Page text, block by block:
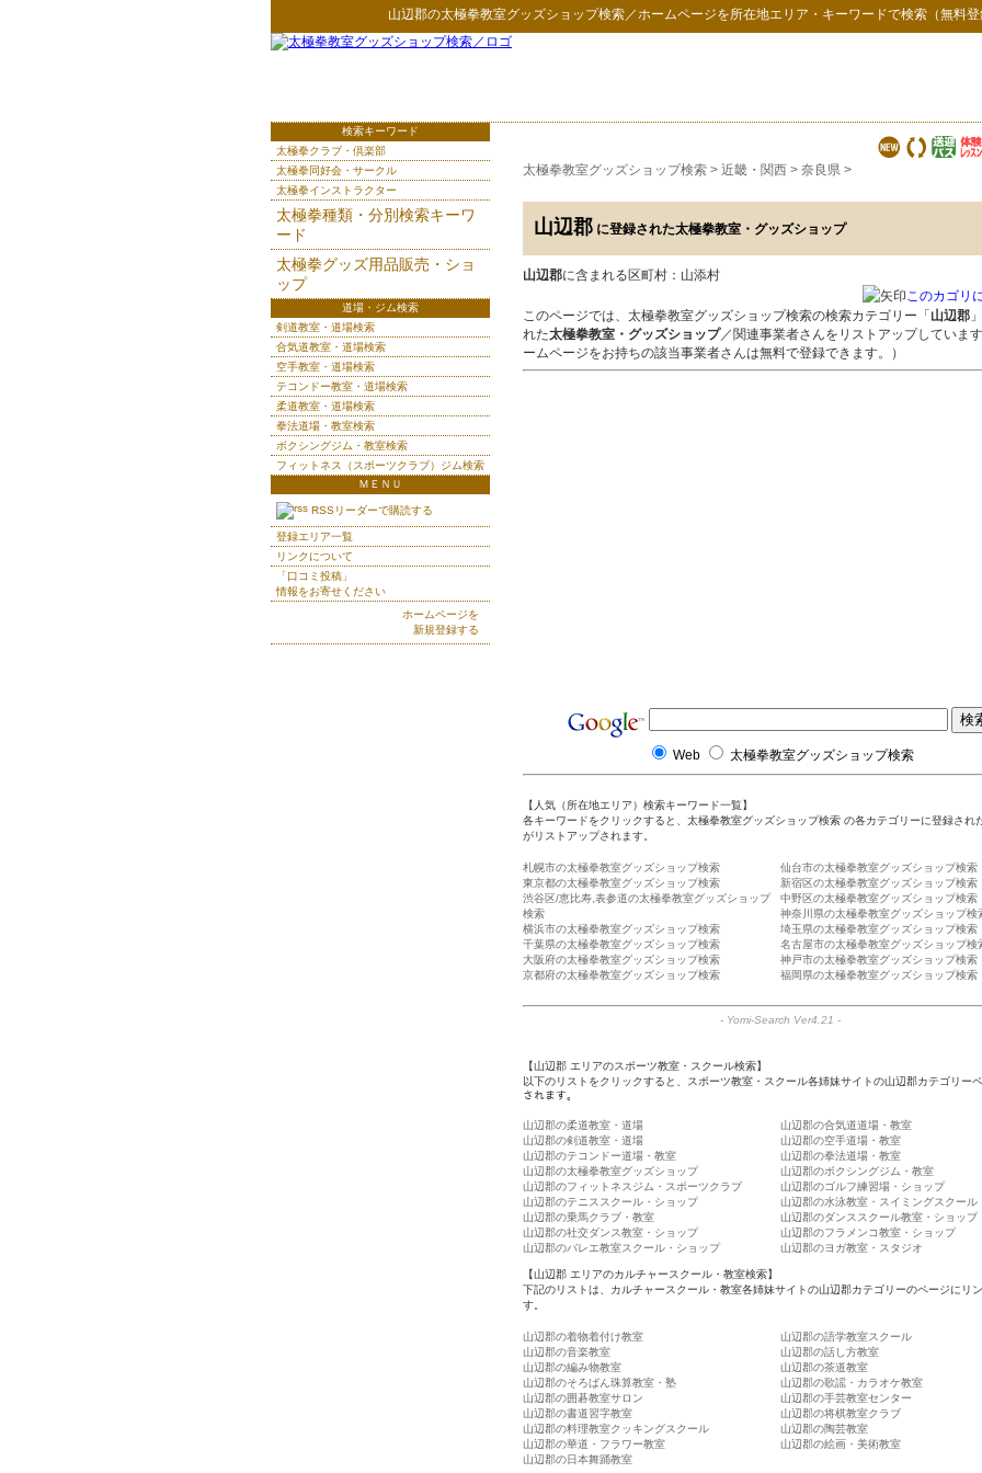
山辺郡の太極拳教室グッズショップ検索／ホームページを所在地エリア・キーワードで検索（無料登
太極拳教室グッズショップ検索 > 近畿・関西 > 奈良県 >
山辺郡 に登録された太極拳教室・グッズショップ
山辺郡に含まれる区町村：山添村
このカゴリ
このページでは、太極拳教室グッズショップ検索の検索カテゴリー「 山辺郡
れた太極拳教室・グッズショップ／関連事業者さんをリストアップしていま
ームページをお持ちの該当事業者さんは無料で登録できます。）
Web 太極拳教室グッズショップ検索
【人気（所在地エリア）検索キーワード一覧】
各キーワードをクリックすると、太極拳教室グッズショップ検索 の各カテゴリーに登録され
がリストアップされます。
札幌市の太極拳教室グッズショップ検索
仙台市の太極拳教室グッズショップ検索
東京都の太極拳教室グッズショップ検索
新宿区の太極拳教室グッズショップ検索
渋谷区/恵比寿,表参道の太極拳教室グッズショップ
検索
中野区の太極拳教室グッズショップ検索
神奈川県の太極拳教室グッズショップ検
横浜市の太極拳教室グッズショップ検索
埼玉県の太極拳教室グッズショップ検索
千葉県の太極拳教室グッズショップ検索
名古屋市の太極拳教室グッズショップ検
大阪府の太極拳教室グッズショップ検索
神戸市の太極拳教室グッズショップ検索
京都府の太極拳教室グッズショップ検索
福岡県の太極拳教室グッズショップ検索
- Yomi-Search Ver4.21 -
【山辺郡 エリアのスポーツ教室・スクール検索】
以下のリストをクリックすると、スポーツ教室・スクール各姉妹サイトの山辺郡カテゴリー
されます。
山辺郡の柔道教室・道場
山辺郡の合気道道場・教室
山辺郡の剣道教室・道場
山辺郡の空手道場・教室
山辺郡のテコンドー道場・教室
山辺郡の拳法道場・教室
山辺郡の太極拳教室グッズショップ
山辺郡のボクシングジム・教室
山辺郡のフィットネスジム・スポーツクラブ
山辺郡のゴルフ練習場・ショップ
山辺郡のテニススクール・ショップ
山辺郡の水泳教室・スイミングスクール
山辺郡の乗馬クラブ・教室
山辺郡のダンススクール教室・ショップ
山辺郡の社交ダンス教室・ショップ
山辺郡のフラメンコ教室・ショップ
山辺郡のバレエ教室スクール・ショップ
山辺郡のヨガ教室・スタジオ
【山辺郡 エリアのカルチャースクール・教室検索】
下記のリストは、カルチャースクール・教室各姉妹サイトの山辺郡カテゴリーのページにリ
す。
山辺郡の着物着付け教室
山辺郡の語学教室スクール
山辺郡の音楽教室
山辺郡の話し方教室
山辺郡の編み物教室
山辺郡の茶道教室
山辺郡のそろばん珠算教室・塾
山辺郡の歌謡・カラオケ教室
山辺郡の囲碁教室サロン
山辺郡の手芸教室センター
山辺郡の書道習字教室
山辺郡の将棋教室クラブ
山辺郡の料理教室クッキングスクール
山辺郡の陶芸教室
山辺郡の華道・フラワー教室
山辺郡の絵画・美術教室
山辺郡の日本舞踊教室
検索キーワード
太極拳クラブ・倶楽部
太極拳同好会・サークル
太極拳インストラクター
太極拳種類・分別検索キーワ
ード
太極拳グッズ用品販売・ショ
ップ
道場・ジム検索
剣道教室・道場検索
合気道教室・道場検索
空手教室・道場検索
テコンドー教室・道場検索
柔道教室・道場検索
拳法道場・教室検索
ボクシングジム・教室検索
フィットネス（スポーツクラブ）ジム検索
ＭＥＮＵ
RSSリーダーで購読する
登録エリア一覧
リンクについて
「口コミ投稿」
情報をお寄せください
ホームページを
新規登録する